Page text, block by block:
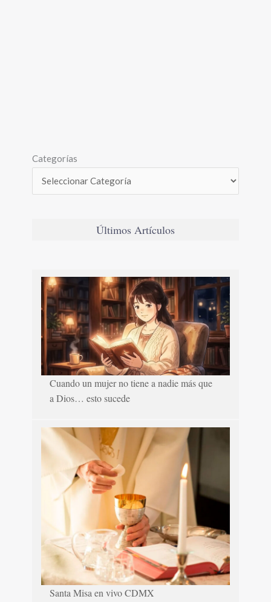
Categorías
Últimos Artículos
Cuando un mujer no tiene a nadie más que
a Dios… esto sucede
Santa Misa en vivo CDMX